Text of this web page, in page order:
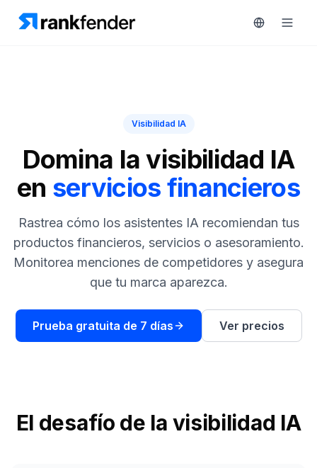
RAIVE
competidores
Inteligencia
Content
Soluciones
Recursos
Herramientas
gratuitas
Precios
demo
Visibilidad IA
Domina la visibilidad IA
en servicios financieros
Rastrea cómo los asistentes IA recomiendan tus
productos financieros, servicios o asesoramiento.
Monitorea menciones de competidores y asegura
que tu marca aparezca.
Prueba gratuita de 7 días Ver precios
El desafío de la visibilidad IA